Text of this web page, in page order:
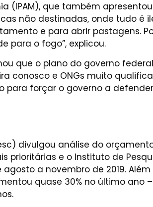
(IPAM), que também
não destinadas, onde tudo é
e para abrir pastagens.
para o fogo”, explicou.
que o plano do governo
conosco e ONGs muito
para forçar o governo a
divulgou análise do
e o Instituto de
a novembro de 2019.
quase 30% no último ano